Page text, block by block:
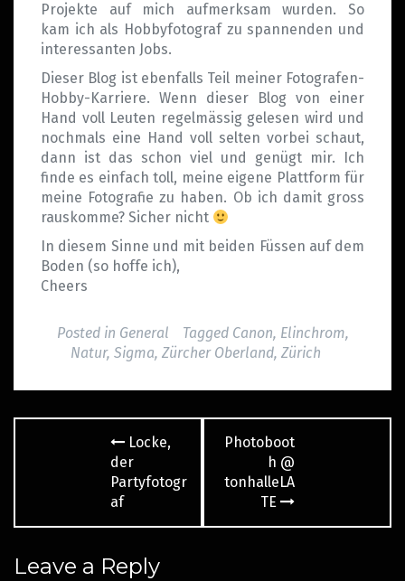
Projekte auf mich aufmerksam wurden. So
kam ich als Hobbyfotograf zu spannenden und
interessanten Jobs.
Dieser Blog ist ebenfalls Teil meiner Fotografen-
Hobby-Karriere. Wenn dieser Blog von einer
Hand voll Leuten regelmässig gelesen wird und
nochmals eine Hand voll selten vorbei schaut,
dann ist das schon viel und genügt mir. Ich
finde es einfach toll, meine eigene Plattform für
meine Fotografie zu haben. Ob ich damit gross
rauskomme? Sicher nicht
In diesem Sinne und mit beiden Füssen auf dem
Boden (so hoffe ich),
Cheers
Posted in General Tagged Canon, Elinchrom,
Natur, Sigma, Zürcher Oberland, Zürich
navigation
Locke,
der
Partyfotogr
af
Photoboot
h @
tonhalleLA
TE
Leave a Reply